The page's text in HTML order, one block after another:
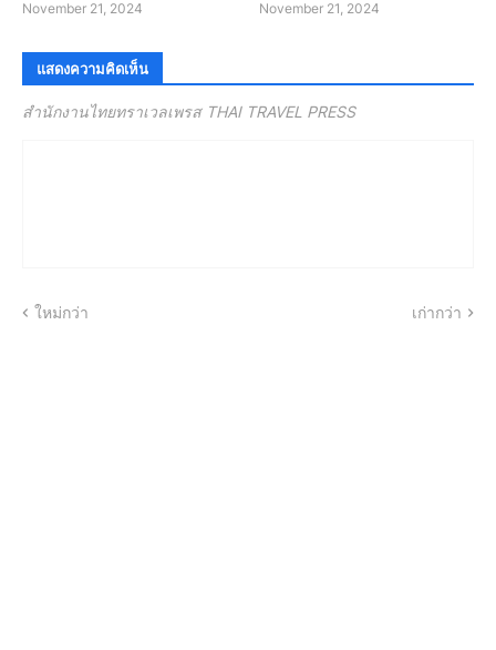
November 21, 2024 November 21, 2024
แสดงความคิดเห็น
สำนักงานไทยทราเวลเพรส THAI TRAVEL PRESS
ใหม่กว่า เก่ากว่า